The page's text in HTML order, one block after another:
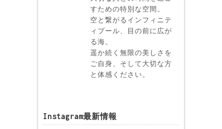
すための特別な空間。
空と繋がるインフィニテ
ィプール、目の前に広が
る海。
遥か続く無限の美しさを
ご自身、そして大切な方
と体感ください。
Instagram最新情報